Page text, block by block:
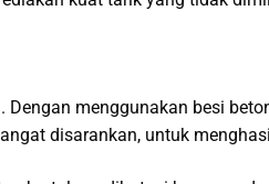
menggunakan besi
disarankan, untuk